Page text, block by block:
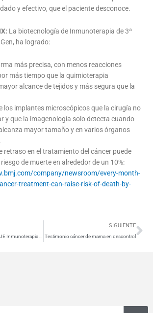
y efectivo, que el paciente desconoce.
La biotecnología de Inmunoterapia de 3ª
ha logrado:
más precisa, con menos reacciones
más tiempo que la quimioterapia
alcance de tejidos y más segura que la
los implantes microscópicos que la cirugía no
y que la imagenología solo detecta cuando
mayor tamaño y en varios órganos
retraso en el tratamiento del cáncer puede
de muerte en alrededor de un 10%:
company/newsroom/every-month-
treatment-can-raise-risk-of-death-by-
SIGUIENTE
Testimonio cáncer de mama en descontrol